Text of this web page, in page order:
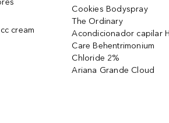
cream
Cookies Bodyspray
The Ordinary
Acondicionador capilar
Care Behentrimonium
Chloride 2%
Ariana Grande Cloud